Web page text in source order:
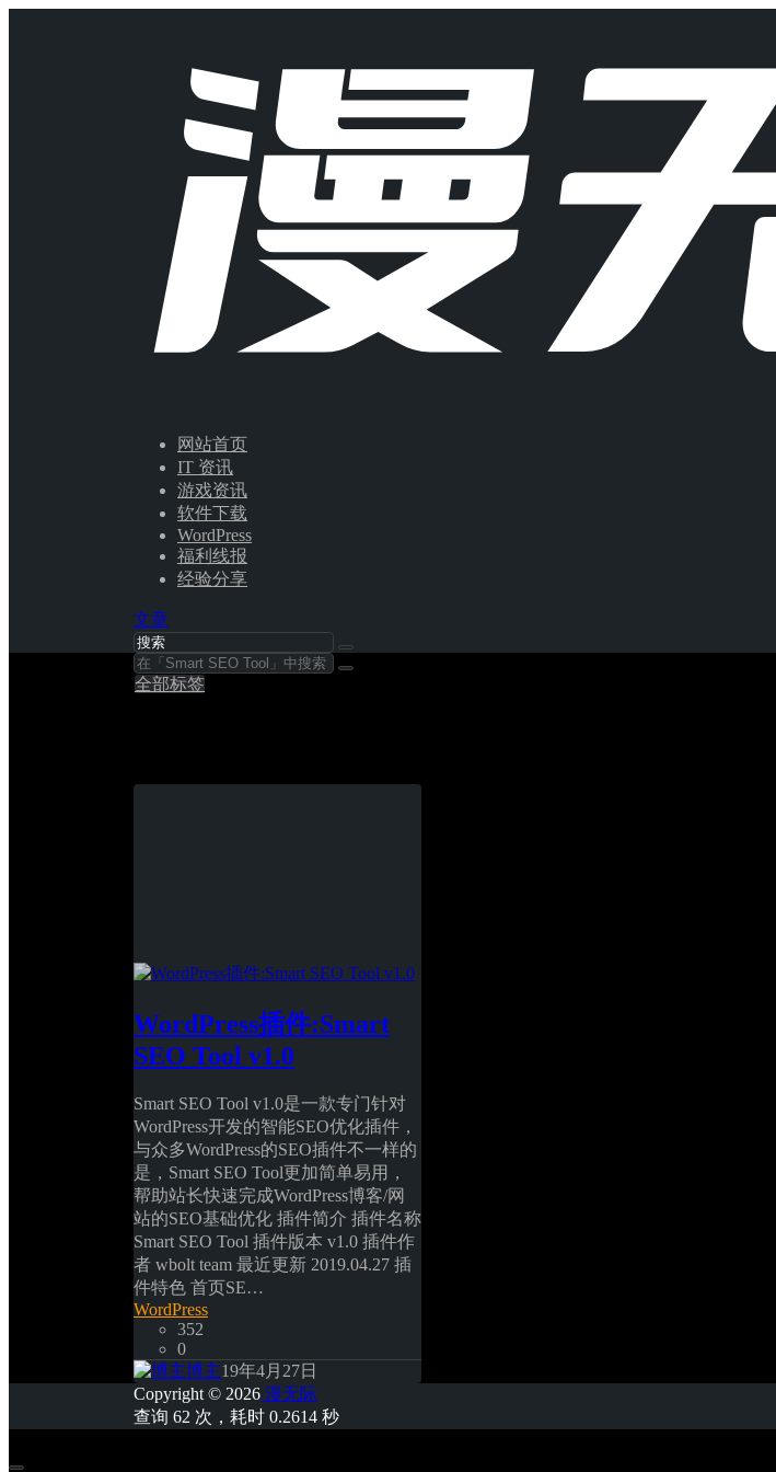
网站首页
IT 资讯
游戏资讯
软件下载
WordPress
福利线报
经验分享
文章
全部标签
WordPress插件:Smart
SEO Tool v1.0
Smart SEO Tool v1.0是一款专门针对
WordPress开发的智能SEO优化插件，
与众多WordPress的SEO插件不一样的
是，Smart SEO Tool更加简单易用，
帮助站长快速完成WordPress博客/网
站的SEO基础优化 插件简介 插件名称
Smart SEO Tool 插件版本 v1.0 插件作
者 wbolt team 最近更新 2019.04.27 插
件特色 首页SE…
WordPress
352
0
博主19年4月27日
Copyright © 2026 漫无际
查询 62 次，耗时 0.2614 秒